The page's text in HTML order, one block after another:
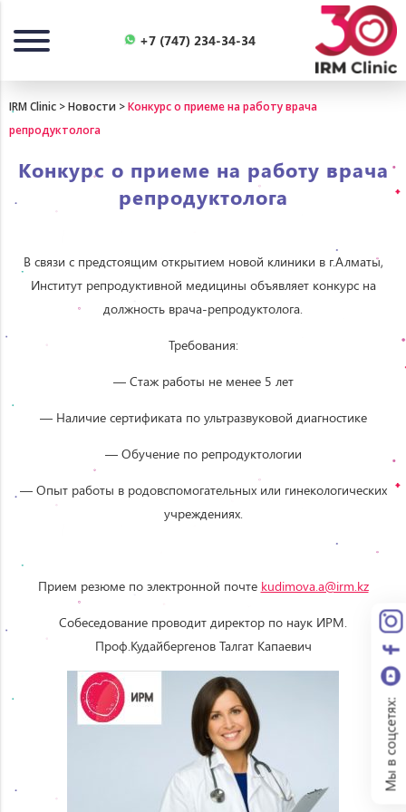
+7 (747) 234-34-34
IRM Clinic >Новости >Конкурс о приеме на работу врача
репродуктолога
Конкурс о приеме на работу врача
репродуктолога
В связи с предстоящим открытием новой клиники в г.Алматы,
Институт репродуктивной медицины объявляет конкурс на
должность врача-репродуктолога.
Требования:
— Стаж работы не менее 5 лет
— Наличие сертификата по ультразвуковой диагностике
— Обучение по репродуктологии
— Опыт работы в родовспомогательных или гинекологических
учреждениях.
Прием резюме по электронной почте kudimova.a@irm.kz
Собеседование проводит директор по наук ИРМ.
Проф.Кудайбергенов Талгат Капаевич
Мы в соцсетях: